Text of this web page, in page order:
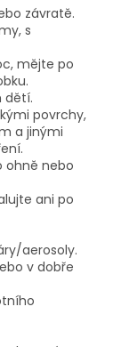
závratě.
s
mějte po
dětí.
povrchy,
a jinými
ohně nebo
ani po
aerosoly.
v dobře